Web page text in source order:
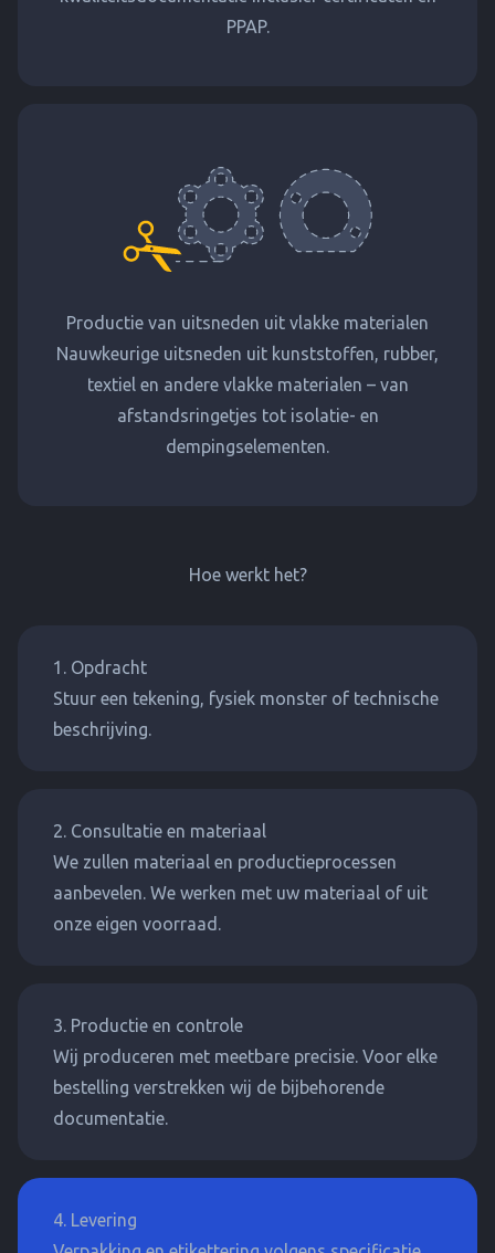
PPAP.
Productie van uitsneden uit vlakke materialen
Nauwkeurige uitsneden uit kunststoffen, rubber,
textiel en andere vlakke materialen – van
afstandsringetjes tot isolatie- en
dempingselementen.
Hoe werkt het?
1. Opdracht
Stuur een tekening, fysiek monster of technische
beschrijving.
2. Consultatie en materiaal
We zullen materiaal en productieprocessen
aanbevelen. We werken met uw materiaal of uit
onze eigen voorraad.
3. Productie en controle
Wij produceren met meetbare precisie. Voor elke
bestelling verstrekken wij de bijbehorende
documentatie.
4. Levering